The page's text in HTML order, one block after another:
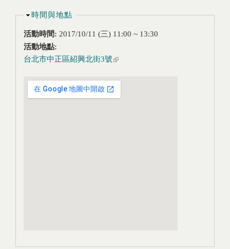
隱藏
時間與地點
活動時間: 2017/10/11 (三) 11:00 ~ 13:30
活動地點:
台北市中正區紹興北街3號(link is external)